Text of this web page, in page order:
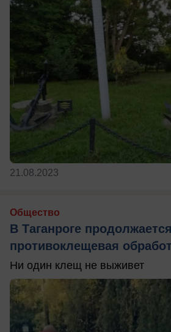
21.08.2023
Общество
В Таганроге продолжается
противоклещевая
Ни один клещ не выживет